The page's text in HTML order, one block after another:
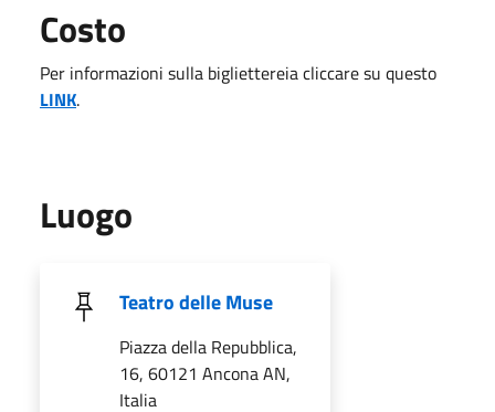
Costo
Per informazioni sulla bigliettereia cliccare su questo
LINK.
Luogo
Teatro delle Muse
Piazza della Repubblica,
16, 60121 Ancona AN,
Italia